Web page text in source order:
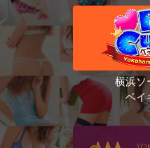
横浜ソ
ベイ